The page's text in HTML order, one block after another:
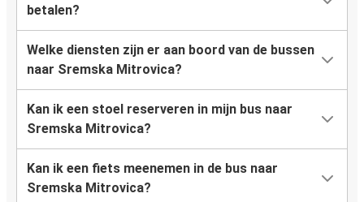
betalen?
Welke diensten zijn er aan boord van de bussen
naar Sremska Mitrovica?
Kan ik een stoel reserveren in mijn bus naar
Sremska Mitrovica?
Kan ik een fiets meenemen in de bus naar
Sremska Mitrovica?